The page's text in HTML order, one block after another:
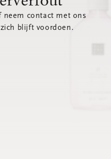
neem contact met ons
blijft voordoen.